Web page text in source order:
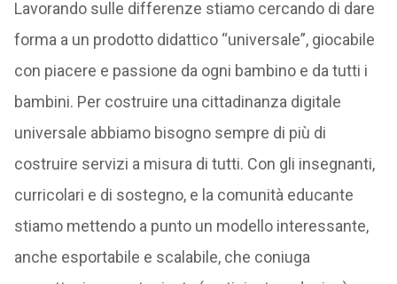
Lavorando sulle differenze stiamo cercando di dare
forma a un prodotto didattico “universale”, giocabile
con piacere e passione da ogni bambino e da tutti i
bambini. Per costruire una cittadinanza digitale
universale abbiamo bisogno sempre di più di
costruire servizi a misura di tutti. Con gli insegnanti,
curricolari e di sostegno, e la comunità educante
stiamo mettendo a punto un modello interessante,
anche esportabile e scalabile, che coniuga